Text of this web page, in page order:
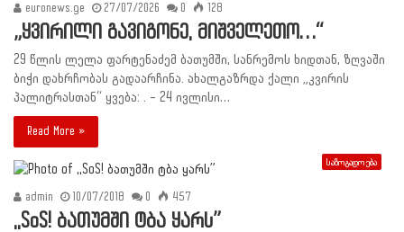
euronews.ge 27/07/2026 0 128
„ყვირილი გავიგონე, მიშველეთო…“
29 წლის ლელა ფარტენაძემ ბათუმში, სანრემოს ხიდთან, ზღვაში
ბიჭი დახრჩობას გადაარჩინა. ახალგაზრდა ქალი „კვირის
პალიტრასთან“ ყვება: . – 24 ივლისი…
Read More »
საზოგადოება
admin 10/07/2018 0 457
,,SoS! ბათუმში ტბა ყარს”